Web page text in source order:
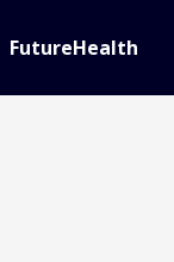
FutureHealth